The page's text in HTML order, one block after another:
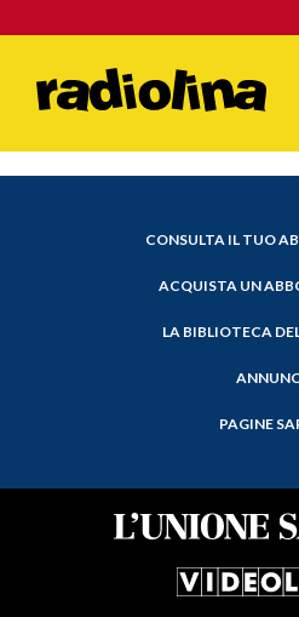
CONSULTA IL TUO
ACQUISTA UN
LA BIBLIOTECA
PAGINE